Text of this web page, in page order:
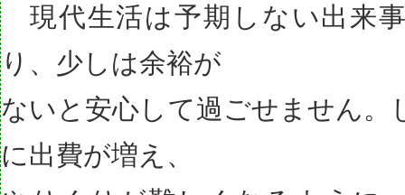
現代生活は予期しない出来
り、少しは余裕が
ないと安心して過ごせません。
に出費が増え、